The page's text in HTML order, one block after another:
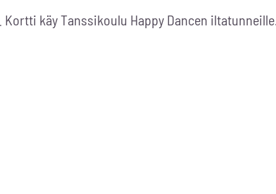
Kortti käy Tanssikoulu Happy Dancen